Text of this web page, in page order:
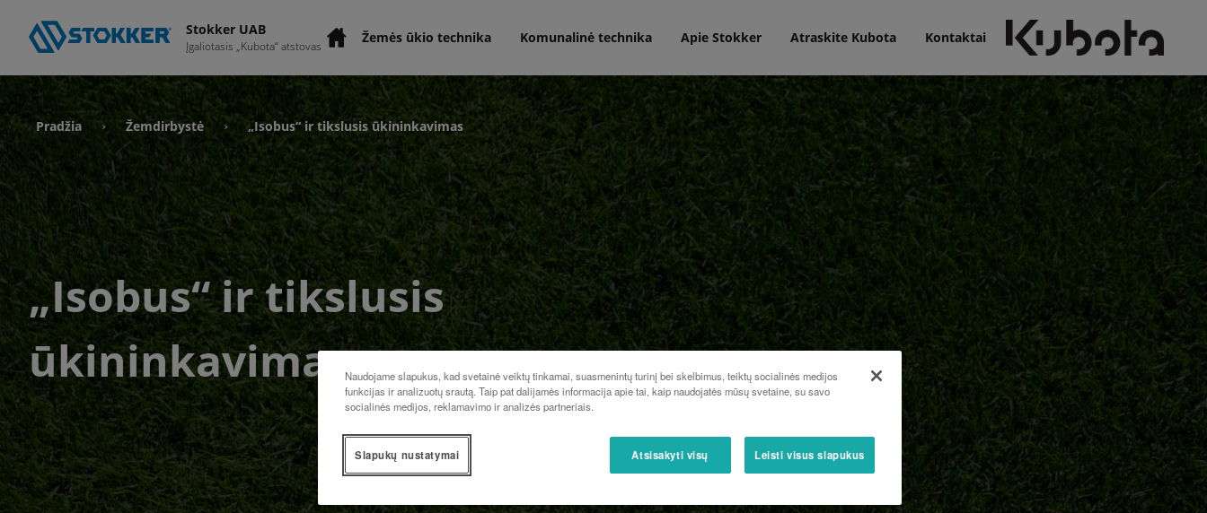
Stokker UAB
Įgaliotasis „Kubota“ atstovas Žemės ūkio technika Komunalinė technika Apie Stokker Atraskite Kubota Kontaktai
Pradžia › Žemdirbystė › „Isobus“ ir tikslusis ūkininkavimas
„Isobus“ ir tikslusis
ūkininkavimasNaudojame slapukus, kad svetainė veiktų tinkamai, suasmenintų turinį bei skelbimus, teiktų socialinės medijos
funkcijas ir analizuotų srautą. Taip pat dalijamės informacija apie tai, kaip naudojatės mūsų svetaine, su savo
socialinės medijos, reklamavimo ir analizės partneriais.
Atsisakyti visų Leisti visus slapukus
Slapukų nustatymai